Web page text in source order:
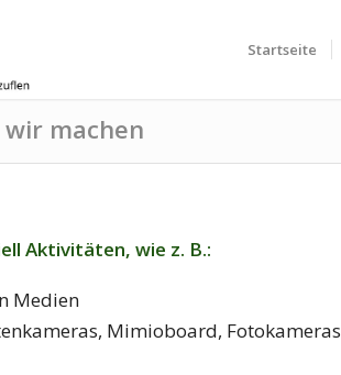
Startseite
machen
Aktivitäten, wie z. B.:
Medien
Mimioboard, Fotokameras